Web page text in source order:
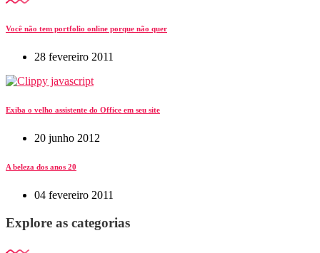
Você não tem portfolio online porque não quer
28 fevereiro 2011
Exiba o velho assistente do Office em seu site
20 junho 2012
A beleza dos anos 20
04 fevereiro 2011
Explore as categorias